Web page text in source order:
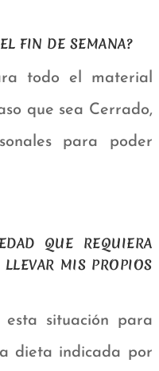
FIN DE SEMANA?
todo el material
que sea Cerrado,
para poder
QUE REQUIERA
MIS PROPIOS
situación para
dieta indicada por